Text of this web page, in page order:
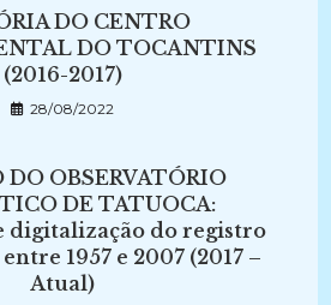
DO CENTRO
DO TOCANTINS
(2016-2017)
28/08/2022
DO OBSERVATÓRIO
DE TATUOCA:
digitalização do registro
1957 e 2007 (2017 –
Atual)